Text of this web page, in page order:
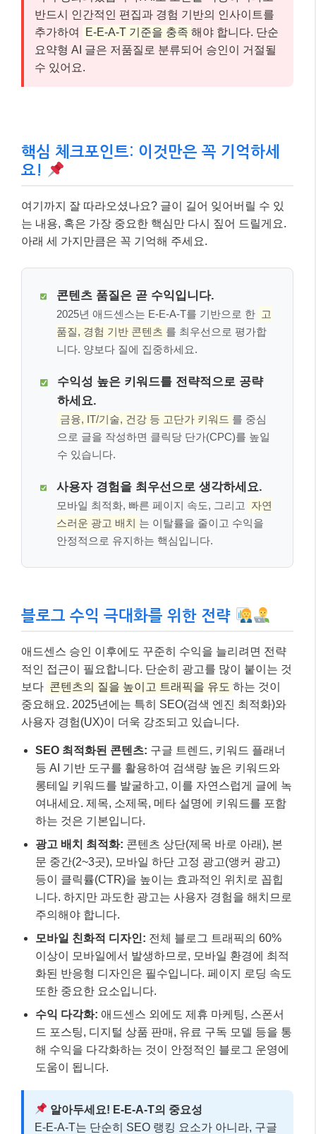
반드시 인간적인 편집과 경험 기반의 인사이트를
추가하여
E-E-A-T 기준을 충족 해야 합니다. 단순
요약형 AI 글은 저품질로 분류되어 승인이 거절될
수 있어요.
핵심 체크포인트: 이것만은 꼭 기억하세
요!
여기까지 잘 따라오셨나요? 글이 길어 잊어버릴 수 있
는 내용, 혹은 가장 중요한 핵심만 다시 짚어 드릴게요.
아래 세 가지만큼은 꼭 기억해 주세요.
콘텐츠 품질은 곧 수익입니다.
2025년 애드센스는 E-E-A-T를 기반으로 한 고
품질, 경험 기반 콘텐츠 를 최우선으로 평가합
니다. 양보다 질에 집중하세요.
수익성 높은 키워드를 전략적으로 공략
하세요.
금융, IT/기술, 건강 등 고단가 키워드 를 중심
으로 글을 작성하면 클릭당 단가(CPC)를 높일
수 있습니다.
사용자 경험을 최우선으로 생각하세요.
모바일 최적화, 빠른 페이지 속도, 그리고
자연
스러운 광고 배치 는 이탈률을 줄이고 수익을
안정적으로 유지하는 핵심입니다.
블로그 수익 극대화를 위한 전략
애드센스 승인 이후에도 꾸준히 수익을 늘리려면 전략
적인 접근이 필요합니다. 단순히 광고를 많이 붙이는 것
보다 콘텐츠의 질을 높이고 트래픽을 유도 하는 것이
중요해요. 2025년에는 특히 SEO(검색 엔진 최적화)와
사용자 경험(UX)이 더욱 강조되고 있습니다.
SEO 최적화된 콘텐츠: 구글 트렌드, 키워드 플래너
등 AI 기반 도구를 활용하여 검색량 높은 키워드와
롱테일 키워드를 발굴하고, 이를 자연스럽게 글에 녹
여내세요. 제목, 소제목, 메타 설명에 키워드를 포함
하는 것은 기본입니다.
광고 배치 최적화: 콘텐츠 상단(제목 바로 아래), 본
문 중간(2~3곳), 모바일 하단 고정 광고(앵커 광고)
등이 클릭률(CTR)을 높이는 효과적인 위치로 꼽힙
니다. 하지만 과도한 광고는 사용자 경험을 해치므로
주의해야 합니다.
모바일 친화적 디자인: 전체 블로그 트래픽의 60%
이상이 모바일에서 발생하므로, 모바일 환경에 최적
화된 반응형 디자인은 필수입니다. 페이지 로딩 속도
또한 중요한 요소입니다.
수익 다각화: 애드센스 외에도 제휴 마케팅, 스폰서
드 포스팅, 디지털 상품 판매, 유료 구독 모델 등을 통
해 수익을 다각화하는 것이 안정적인 블로그 운영에
도움이 됩니다.
알아두세요! E-E-A-T의 중요성
E-E-A-T는 단순히 SEO 랭킹 요소가 아니라, 구글